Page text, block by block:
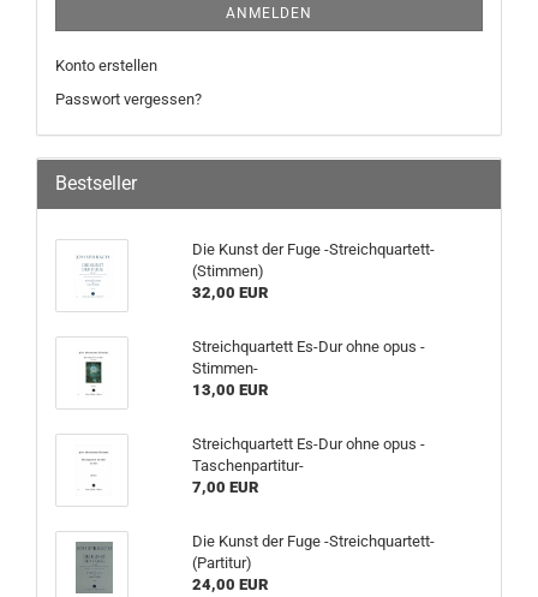
ANMELDEN
Konto erstellen
Passwort vergessen?
Bestseller
Die Kunst der Fuge -Streichquartett-
(Stimmen)
32,00 EUR
Streichquartett Es-Dur ohne opus -
Stimmen-
13,00 EUR
Streichquartett Es-Dur ohne opus -
Taschenpartitur-
7,00 EUR
Die Kunst der Fuge -Streichquartett-
(Partitur)
24,00 EUR